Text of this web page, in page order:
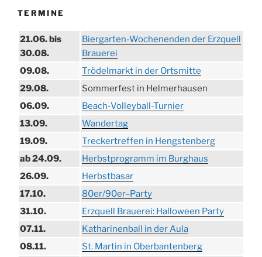
TERMINE
21.06. bis
30.08.
Biergarten-Wochenenden der Erzquell
Brauerei
09.08.
Trödelmarkt in der Ortsmitte
29.08.
Sommerfest in Helmerhausen
06.09.
Beach-Volleyball-Turnier
13.09.
Wandertag
19.09.
Treckertreffen in Hengstenberg
ab 24.09.
Herbstprogramm im Burghaus
26.09.
Herbstbasar
17.10.
80er/90er–Party
31.10.
Erzquell Brauerei: Halloween Party
07.11.
Katharinenball in der Aula
08.11.
St. Martin in Oberbantenberg